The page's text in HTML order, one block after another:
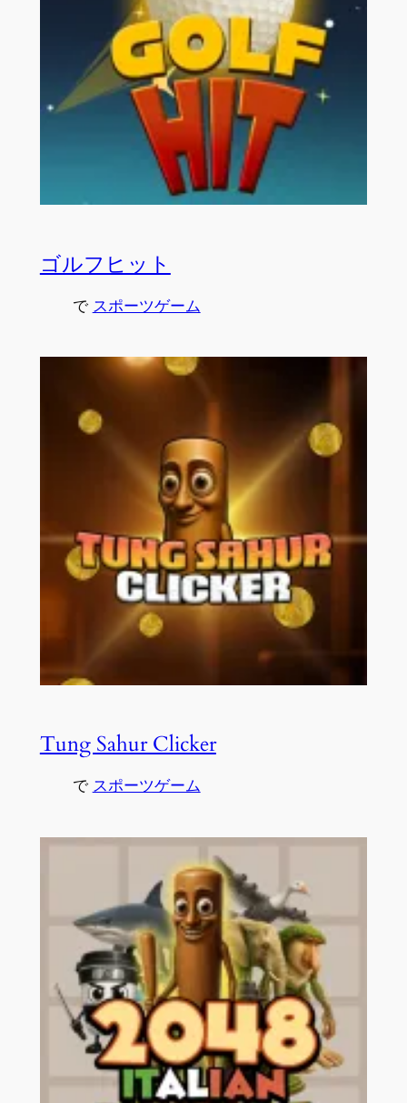
ゴルフヒット
で スポーツゲーム
Tung Sahur Clicker
で スポーツゲーム